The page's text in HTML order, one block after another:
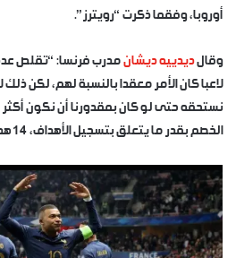
أوروبا، وفقما ذكرت “رويترز”.
وقالديدييه ديشان
لاعبا كان الأمر معقدا بالنسبة لهم، لكن ذلك
نستحقه حتى لو كان بمقدورنا أن نكون أكثر
الخصم بقدر ما يتعلق بتسجيل الأهداف، 14 هدفا ليس أمرا سيئا”.